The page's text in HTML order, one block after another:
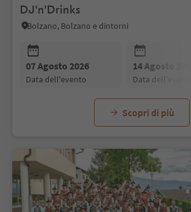
DJ'n'Drinks
Bolzano, Bolzano e dintorni
07 Agosto 2026
data dell'evento
14 Agosto 2026
data dell'evento
Scopri di più